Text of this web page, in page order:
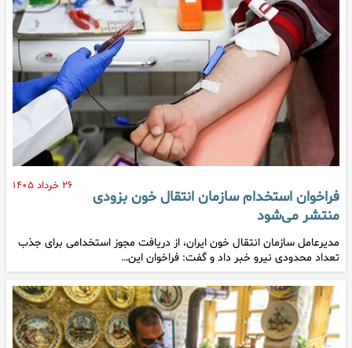
۲۶ خرداد ۱۴۰۵
فراخوان استخدام سازمان انتقال خون بزودی
منتشر می‌شود
مدیرعامل سازمان انتقال خون ایران، از دریافت مجوز استخدامی برای جذب
تعداد محدودی نیرو خبر داد و گفت: فراخوان این…